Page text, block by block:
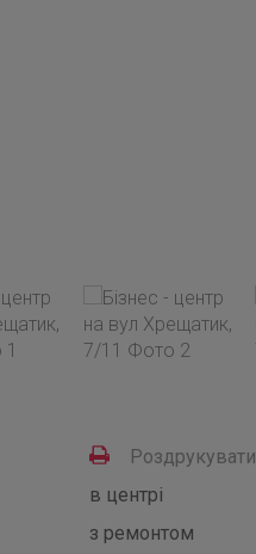
в центрі
з ремонтом